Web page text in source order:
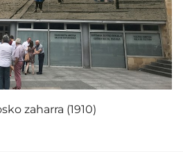
zaharra (1910)